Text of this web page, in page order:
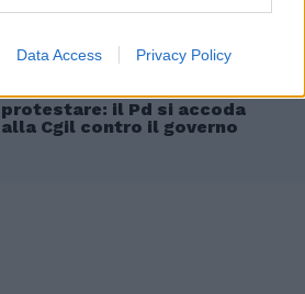
Data Access Privacy Policy
Schlein non ha idee e sa solo
protestare: il Pd si accoda
alla Cgil contro il governo